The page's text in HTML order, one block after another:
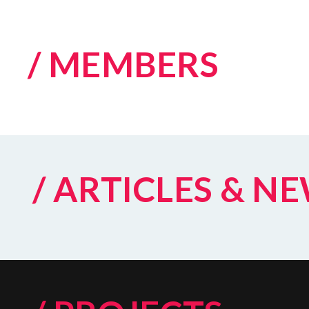
/ MEMBERS
/ ARTICLES &